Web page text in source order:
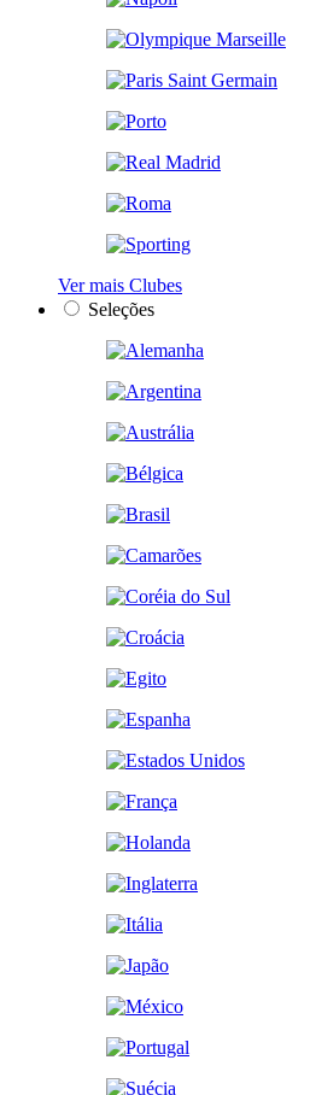
Ver mais Clubes
Seleções